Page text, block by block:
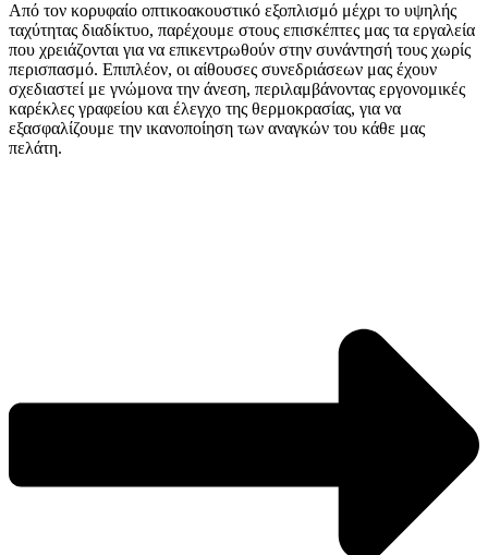
Από τον κορυφαίο οπτικοακουστικό εξοπλισμό μέχρι το υψηλής
ταχύτητας διαδίκτυο, παρέχουμε στους επισκέπτες μας τα εργαλεία
που χρειάζονται για να επικεντρωθούν στην συνάντησή τους χωρίς
περισπασμό. Επιπλέον, οι αίθουσες συνεδριάσεων μας έχουν
σχεδιαστεί με γνώμονα την άνεση, περιλαμβάνοντας εργονομικές
καρέκλες γραφείου και έλεγχο της θερμοκρασίας, για να
εξασφαλίζουμε την ικανοποίηση των αναγκών του κάθε μας
πελάτη.